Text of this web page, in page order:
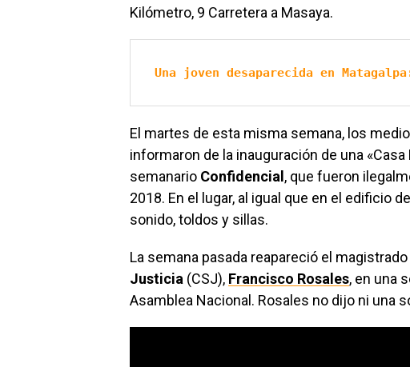
Kilómetro, 9 Carretera a Masaya.
Una joven desaparecida en
El martes de esta misma semana, los
informaron de la inauguración de una
semanario Confidencial , que fueron
2018. En el lugar, al igual que en el edificio
sonido, toldos y sillas.
La semana pasada reapareció el magistrado
Justicia (CSJ), Francisco Rosales, en una
Asamblea Nacional. Rosales no dijo ni una